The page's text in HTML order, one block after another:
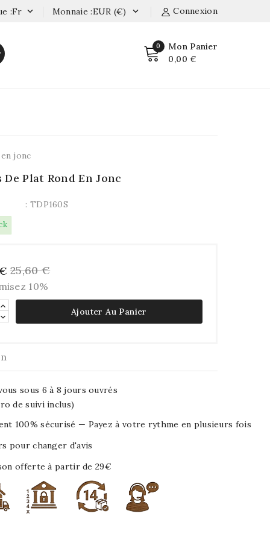
Connexion
Monnaie :EUR (€) 
:fr 
0 Mon Panier
0,00 €
jonc
De Plat Rond En Jonc
: TDP160S
25,60 €
10%
Ajouter Au Panier
sous 6 à 8 jours ouvrés
de suivi inclus)
100% sécurisé — Payez à votre rythme en plusieurs fois
pour changer d'avis
offerte à partir de 29€